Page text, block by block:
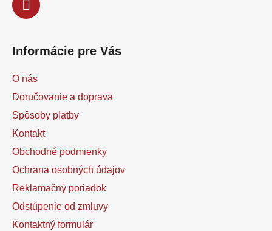
Informácie pre Vás
O nás
Doručovanie a doprava
Spôsoby platby
Kontakt
Obchodné podmienky
Ochrana osobných údajov
Reklamačný poriadok
Odstúpenie od zmluvy
Kontaktný formulár